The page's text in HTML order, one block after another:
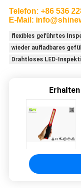
Telefon: +86 536
E-Mail:
flexibles geführtes
wieder aufladbares
Drahtloses LED-